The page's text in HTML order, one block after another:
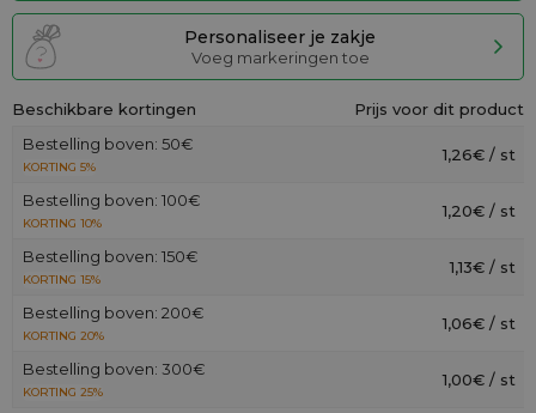
Personaliseer je zakje
Voeg markeringen toe
Beschikbare kortingen
Prijs voor dit product
Bestelling boven: 50€
KORTING 5%
1,26€ / st
Bestelling boven: 100€
KORTING 10%
1,20€ / st
Bestelling boven: 150€
KORTING 15%
1,13€ / st
Bestelling boven: 200€
KORTING 20%
1,06€ / st
Bestelling boven: 300€
KORTING 25%
1,00€ / st